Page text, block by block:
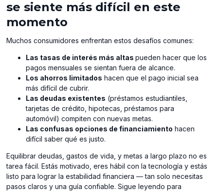
se siente más difícil en este
momento
Muchos consumidores enfrentan estos desafíos comunes:
Las tasas de interés más altaspueden hacer que los
pagos mensuales se sientan fuera de alcance.
Los ahorros limitados hacen que el pago inicial sea
más difícil de cubrir.
Las deudas existentes (préstamos estudiantiles,
tarjetas de crédito, hipotecas, préstamos para
automóvil) compiten con nuevas metas.
Las confusas opciones de financiamiento hacen
difícil saber qué es justo.
Equilibrar deudas, gastos de vida, y metas a largo plazo no es
tarea fácil. Estás motivado, eres hábil con la tecnología y estás
listo para lograr la estabilidad financiera — tan solo necesitas
pasos claros y una guía confiable. Sigue leyendo para